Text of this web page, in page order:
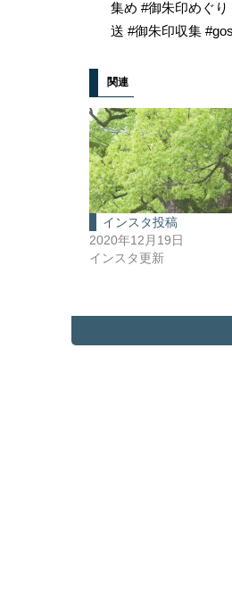
集め #御朱印めぐ
送 #御朱印収集
関連
インスタ投稿
2020年12月19日
インスタ更新